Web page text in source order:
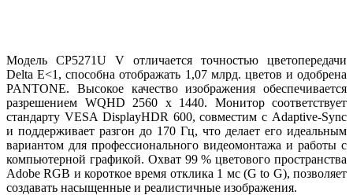
Модель CP5271U V отличается точностью цветопередачи
Delta E<1, способна отображать 1,07 млрд. цветов и одобрена
PANTONE. Высокое качество изображения обеспечивается
разрешением WQHD 2560 x 1440. Монитор соответствует
стандарту VESA DisplayHDR 600, совместим с Adaptive-Sync
и поддерживает разгон до 170 Гц, что делает его идеальным
вариантом для профессионального видеомонтажа и работы с
компьютерной графикой. Охват 99 % цветового пространства
Adobe RGB и короткое время отклика 1 мс (G to G), позволяет
создавать насыщенные и реалистичные изображения.